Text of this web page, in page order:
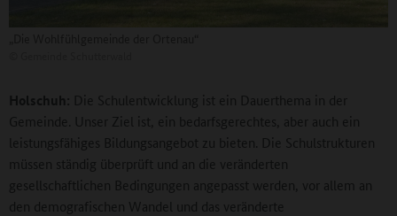
Holschuh: Die Schulentwicklung ist ein Dauerthema in der
Gemeinde. Unser Ziel ist, ein bedarfsgerechtes, aber auch ein
leistungsfähiges Bildungsangebot zu bieten. Die Schulstrukturen
müssen ständig überprüft und an die veränderten
gesellschaftlichen Bedingungen angepasst werden, vor allem an
den demografischen Wandel und das veränderte